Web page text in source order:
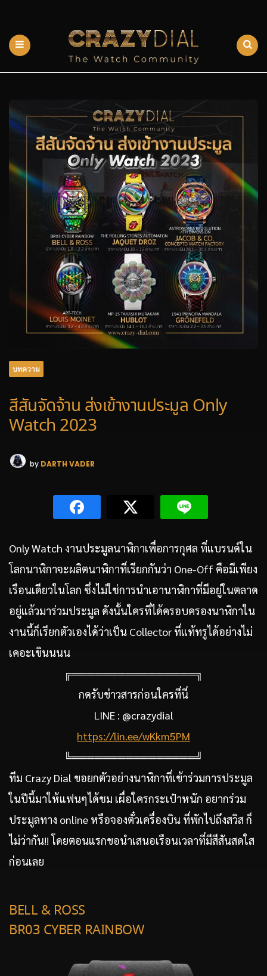
บทความ
สีสันจัดจ้าน ส่งเข้างานประมูล Only
Watch 2023
by DARTH VADER
Only Watch งานประมูลนาฬิกาเพื่อการกุศล ที่แบรนด์ใน
โลกนาฬิกาจะผลิตนาฬิกาที่เรียกกันว่า One-Off คือมีเพียง
เรือนเดียวในโลก ซึ่งไม่ใช่การนำเอานาฬิกาที่มีอยู่ในตลาด
อยู่แล้วมาร่วมประมูล ดังนั้นใครที่ได้ครอบครองนาฬิกาใน
งานนี้ก็เรียกตัวเองได้ว่าเป็น Collector ที่แท้ทรูได้อย่างไม่
เคอะเขินนนน
╔════════════════╗
กดรับข่าวสารก่อนใครที่นี่
LINE : @crazydial
https://lin.ee/wKkm5PM
╚════════════════╝
ทีม Crazy Dial ขอยกตัวอย่างนาฬิกาที่เข้าร่วมการประมูล
ในปีนี้มาให้แฟนๆได้ชม เผื่อใครกระเป๋าหนัก อยากร่วม
ประมูลทาง online หรือจองตั๋วเครื่องบิน ที่พักไปถึงสวิส ก็
ไม่ว่ากัน!! โดยตอนแรกขอนำเสนอเรือนเวลาที่มีสีสันสดใส
ก่อนเลย
BELL & ROSS
BR03 CYBER RAINBOW